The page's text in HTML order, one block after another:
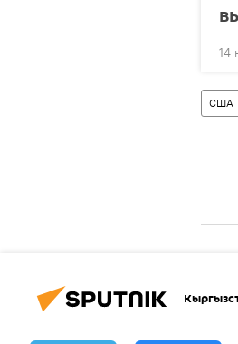
14
США